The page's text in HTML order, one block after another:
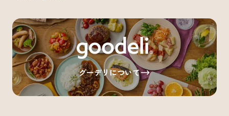
グーデリについて